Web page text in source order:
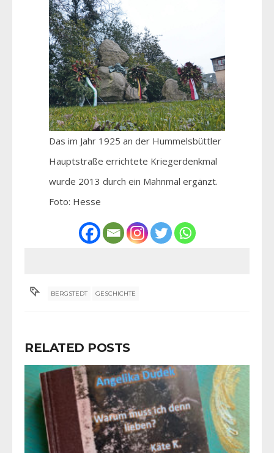
Das im Jahr 1925 an der Hummelsbüttler
Hauptstraße errichtete Kriegerdenkmal
wurde 2013 durch ein Mahnmal ergänzt.
Foto: Hesse
BERGSTEDT GESCHICHTE
RELATED POSTS